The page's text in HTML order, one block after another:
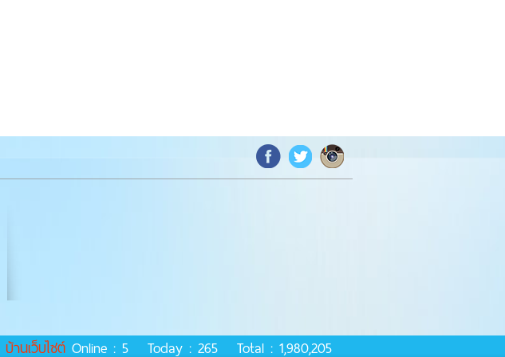
บ้านเว็บไซต์ Online : 5 Today : 265 Total : 1,980,205